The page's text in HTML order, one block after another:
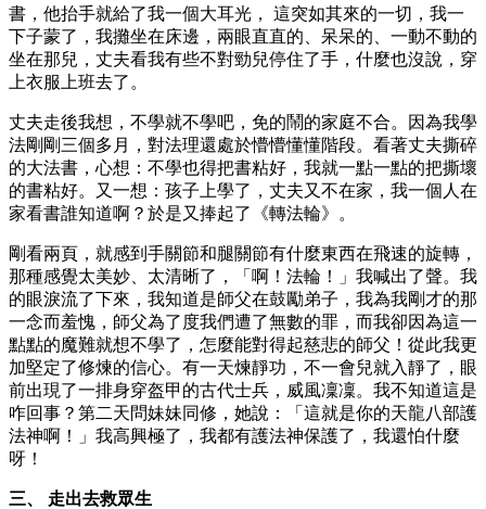
書，他抬手就給了我一個大耳光， 這突如其來的一切，我一
下子蒙了，我攤坐在床邊，兩眼直直的、呆呆的、一動不動的
坐在那兒，丈夫看我有些不對勁兒停住了手，什麼也沒說，穿
上衣服上班去了。
丈夫走後我想，不學就不學吧，免的鬧的家庭不合。因為我學
法剛剛三個多月，對法理還處於懵懵懂懂階段。看著丈夫撕碎
的大法書，心想：不學也得把書粘好，我就一點一點的把撕壞
的書粘好。又一想：孩子上學了，丈夫又不在家，我一個人在
家看書誰知道啊？於是又捧起了《轉法輪》。
剛看兩頁，就感到手關節和腿關節有什麼東西在飛速的旋轉，
那種感覺太美妙、太清晰了，「啊！法輪！」我喊出了聲。我
的眼淚流了下來，我知道是師父在鼓勵弟子，我為我剛才的那
一念而羞愧，師父為了度我們遭了無數的罪，而我卻因為這一
點點的魔難就想不學了，怎麼能對得起慈悲的師父！從此我更
加堅定了修煉的信心。有一天煉靜功，不一會兒就入靜了，眼
前出現了一排身穿盔甲的古代士兵，威風凜凜。我不知道這是
咋回事？第二天問妹妹同修，她說：「這就是你的天龍八部護
法神啊！」我高興極了，我都有護法神保護了，我還怕什麼
呀！
三、 走出去救眾生